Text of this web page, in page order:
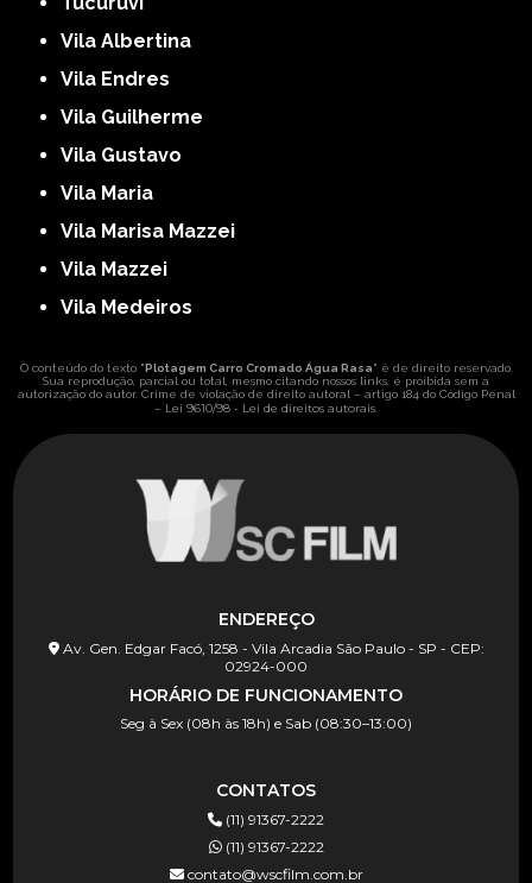
Vila Albertina
Vila Endres
Vila Guilherme
Vila Gustavo
Vila Maria
Vila Marisa Mazzei
Vila Mazzei
Vila Medeiros
O conteúdo do texto "Plotagem Carro Cromado Água Rasa" é de direito reservado.
Sua reprodução, parcial ou total, mesmo citando nossos links, é proibida sem a
autorização do autor. Crime de violação de direito autoral – artigo 184 do Código Penal
– Lei 9610/98 - Lei de direitos autorais
ENDEREÇO
Av. Gen. Edgar Facó, 1258 - Vila Arcadia São Paulo - SP - CEP:
02924-000
HORÁRIO DE FUNCIONAMENTO
Seg à Sex (08h às 18h) e Sab (08:30–13:00)
CONTATOS
(11) 91367-2222
(11) 91367-2222
contato@wscfilm.com.br